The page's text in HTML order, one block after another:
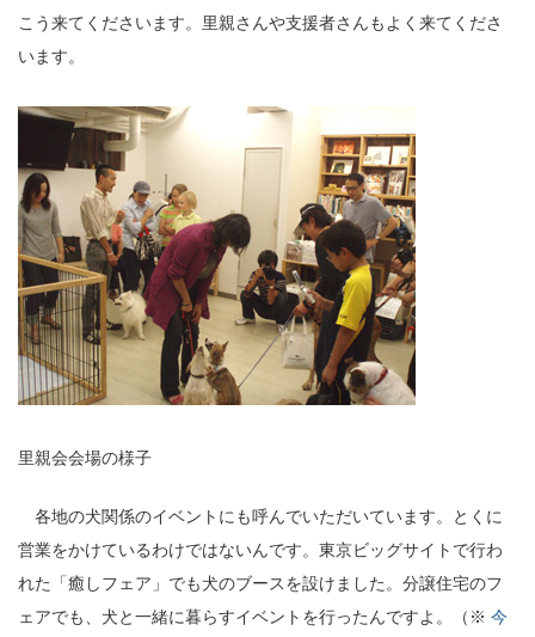
こう来てくださいます。里親さんや支援者さんもよく来てくださ
います。
里親会会場の様子
各地の犬関係のイベントにも呼んでいただいています。とくに
営業をかけているわけではないんです。東京ビッグサイトで行わ
れた「癒しフェア」でも犬のブースを設けました。分譲住宅のフ
ェアでも、犬と一緒に暮らすイベントを行ったんですよ。（※ 今